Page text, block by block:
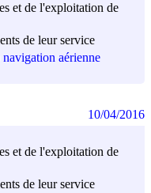
et de l'exploitation de
de leur service
aérienne
et de l'exploitation de
de leur service
10/04/2016